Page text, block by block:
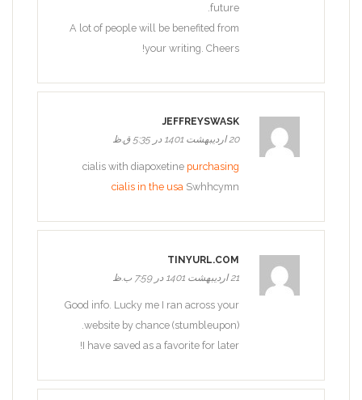
future.
A lot of people will be benefited from
your writing. Cheers!
JEFFREYSWASK
20 اردیبهشت 1401 در 5:35 ق.ظ
cialis with diapoxetine purchasing
cialis in the usa Swhhcymn
TINYURL.COM
21 اردیبهشت 1401 در 7:59 ب.ظ
Good info. Lucky me I ran across your
website by chance (stumbleupon).
I have saved as a favorite for later!